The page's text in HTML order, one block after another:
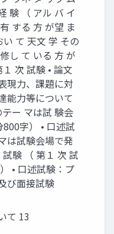
験 （ アル バ イ
する 方 が望 ま
い て 天文 学 その
し て いる 方 が
次 試験 • 論文
現力、課題に対
能力等について
ー マは試 験会
字） • 口述試
は試験会場で発
験 （ 第１ 次 試
• 口述試験：プ
び面接試験
て 13